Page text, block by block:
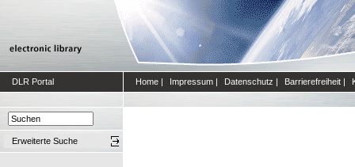
DLR Portal Home | Impressum | Datenschutz | Barrierefreiheit |
Erweiterte Suche